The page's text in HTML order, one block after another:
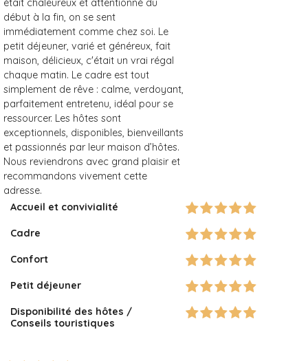
était chaleureux et attentionné du
début à la fin, on se sent
immédiatement comme chez soi. Le
petit déjeuner, varié et généreux, fait
maison, délicieux, c'était un vrai régal
chaque matin. Le cadre est tout
simplement de rêve : calme, verdoyant,
parfaitement entretenu, idéal pour se
ressourcer. Les hôtes sont
exceptionnels, disponibles, bienveillants
et passionnés par leur maison d’hôtes.
Nous reviendrons avec grand plaisir et
recommandons vivement cette
adresse.
Accueil et convivialité
Cadre
Confort
Petit déjeuner
Disponibilité des hôtes /
Conseils touristiques